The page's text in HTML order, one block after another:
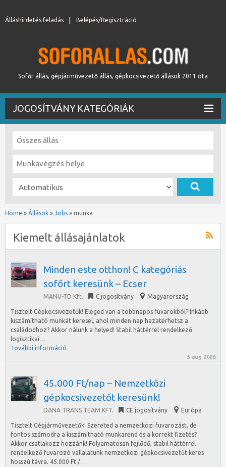
Belépés/Regisztráció
Álláshirdetés feladás
Sofőr állás, gépjárművezető állás, gépkocsivezető állások 2011 óta
JOGOSÍTVÁNY KATEGÓRIÁK
Home » Állások » Jobs » munka
Kiemelt állásajánlatok
Minden este otthon! C kategóriás
sofőrt keresünk – Ecser
MANU-TD Kft. C jogosítvány Magyarország
Tisztelt Gépkocsivezetők! Eleged van a többnapos fuvarokból? Inkább
kiszámítható munkát keresel, ahol minden nap hazatérhetsz a
családodhoz? Akkor nálunk a helyed! Stabil háttérrel rendelkező
logisztikai…
További információ
5 aug 2026
45.000 Ft/nap – Nemzetközi
gépkocsivezetőt keresünk!
DANA TRANS TEAM KFT. CE jogosítvány Európa
Tisztelt Gépjárművezetők! Szereted a nemzetközi fuvarozást, de
fontos számodra a kiszámítható munkarend és a korrekt fizetés?
Akkor csatlakozz hozzánk! Folyamatosan fejlődő, stabil háttérrel
rendelkező fuvarozó vállalatunk nemzetközi gépkocsivezetőt keres
hosszú távra. 45.000 Ft /…